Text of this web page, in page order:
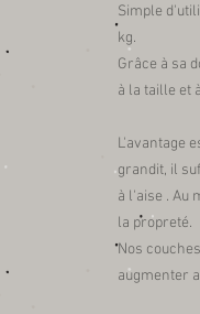
Simple
kg.
Grâce à sa
à la taille et
L'avantage
grandit, il
à l'aise . Au
la propreté.
Nos
augmenter